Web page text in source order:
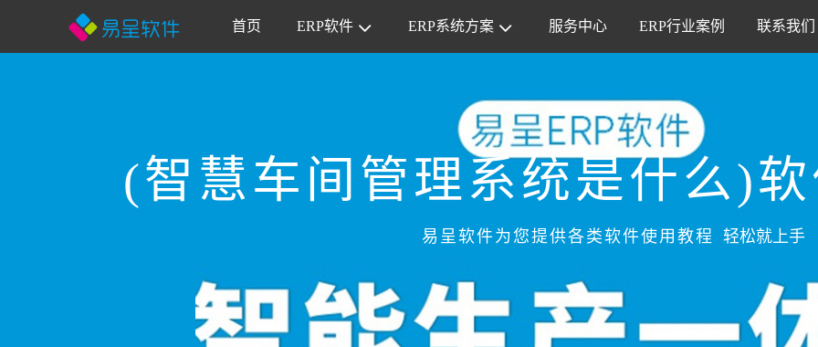
首页 ERP软件 ERP系统方案 服务中心 ERP行业案例 联系我们
(智慧车间管理系统是什么)
易呈软件为您提供各类软件使用教程 轻松就上手